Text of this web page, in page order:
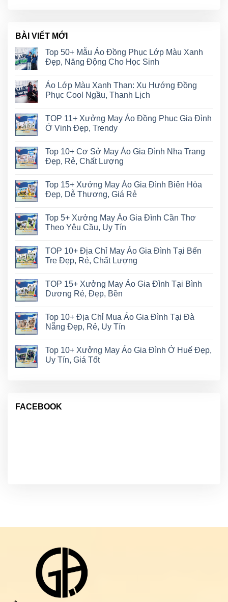
BÀI VIẾT MỚI
Top 50+ Mẫu Áo Đồng Phục Lớp Màu Xanh
Đẹp, Năng Động Cho Học Sinh
Áo Lớp Màu Xanh Than: Xu Hướng Đồng
Phục Cool Ngầu, Thanh Lịch
TOP 11+ Xưởng May Áo Đồng Phục Gia Đình
Ở Vinh Đẹp, Trendy
Top 10+ Cơ Sở May Áo Gia Đình Nha Trang
Đẹp, Rẻ, Chất Lượng
Top 15+ Xưởng May Áo Gia Đình Biên Hòa
Đẹp, Dễ Thương, Giá Rẻ
Top 5+ Xưởng May Áo Gia Đình Cần Thơ
Theo Yêu Cầu, Uy Tín
TOP 10+ Địa Chỉ May Áo Gia Đình Tại Bến
Tre Đẹp, Rẻ, Chất Lượng
TOP 15+ Xưởng May Áo Gia Đình Tại Bình
Dương Rẻ, Đẹp, Bền
Top 10+ Địa Chỉ Mua Áo Gia Đình Tại Đà
Nẵng Đẹp, Rẻ, Uy Tín
Top 10+ Xưởng May Áo Gia Đình Ở Huế Đẹp,
Uy Tín, Giá Tốt
FACEBOOK